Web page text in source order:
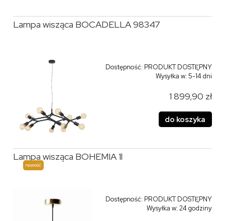
Lampa wisząca BOCADELLA 98347
Dostępność: PRODUKT DOSTĘPNY
Wysyłka w:5-14 dni
1 899,90 zł
do koszyka
Lampa wisząca BOHEMIA 1l
Dostępność: PRODUKT DOSTĘPNY
Wysyłka w:24 godziny
nowość